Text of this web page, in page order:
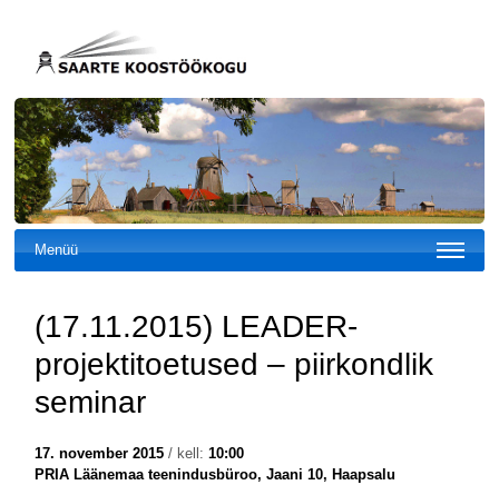
Menüü
(17.11.2015) LEADER-
projektitoetused – piirkondlik
seminar
17. november 2015/ kell: 10:00
PRIA Läänemaa teenindusbüroo, Jaani 10, Haapsalu